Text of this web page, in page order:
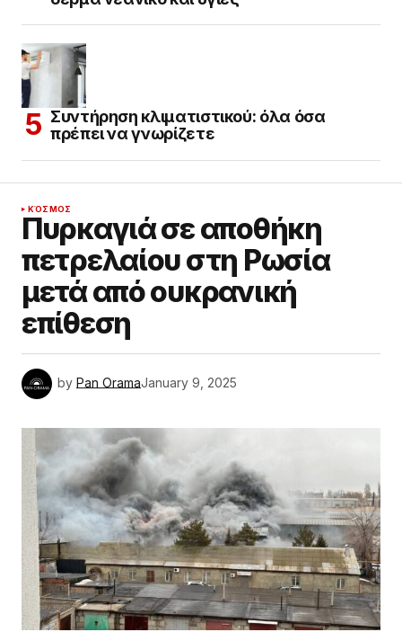
Συντήρηση κλιματιστικού: όλα όσα
πρέπει να γνωρίζετε
ΚΌΣΜΟΣ
Πυρκαγιά σε αποθήκη
πετρελαίου στη Ρωσία
μετά από ουκρανική
επίθεση
by Pan OramaJanuary 9, 2025